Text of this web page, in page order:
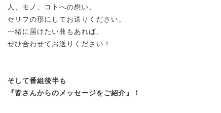
人、モノ、コトへの想い、
セリフの形にしてお送りください。
一緒に届けたい曲もあれば、
ぜひ合わせてお送りください！
そして番組後半も
『皆さんからのメッセージをご紹介』！